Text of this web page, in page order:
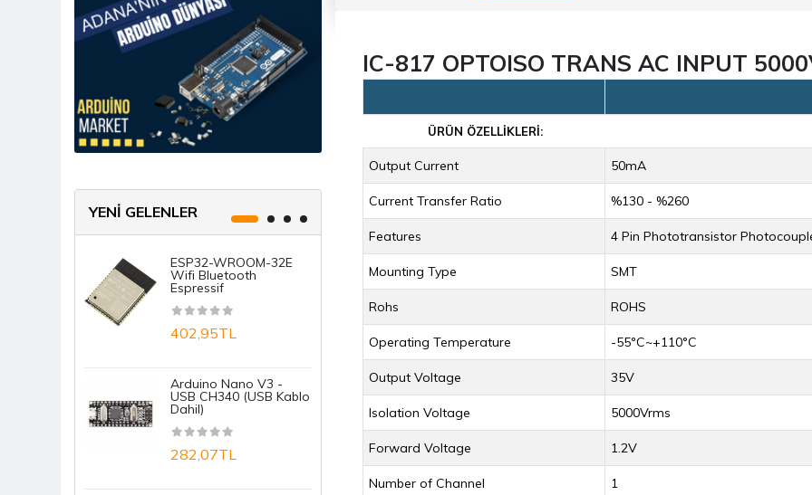
Ölçü Ve Test Aleti
Prototipleme / Lehimleme
Tekerlek
YENİ GELENLER
ESP32-WROOM-32E
Wifi Bluetooth
Espressif
402,95TL
Arduino Nano V3 -
USB CH340 (USB Kablo
Dahil)
282,07TL
NVIDIA Jetson
Nano/Xavier NX/TX2..
STM32F411E-DISCO
Discovery Kit ARM® M4
MCU 32-Bi..
1.498,18TL
(Orijinal)
Arduino Mega 2560
Rev3 (Orijinal)
3.628,99TL
IC-817 OPTOISO TRANS AC INPUT
ÜRÜN ÖZELLIKLERI:
Output Current 50mA
Current Transfer Ratio %130 - %260
Features 4 Pin Phototransistor
Mounting Type SMT
Rohs ROHS
Operating Temperature -55°C~+110°C
Output Voltage 35V
Isolation Voltage 5000Vrms
Forward Voltage 1.2V
Number of Channel 1